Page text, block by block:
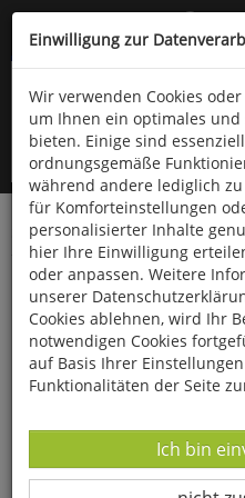
Kompletten Head der
oder
Startseite Bücher
Die
Einwilligung zur
Wir verwenden Cookies
um Ihnen ein optimales
bieten. Einige sind
ordnungsgemäße
während andere lediglich
für Komforteinstellungen
personalisierter Inhalte
hier Ihre Einwilligung
oder anpassen. Weitere
unserer
Cookies ablehnen, wird Ihr
notwendigen Cookies
auf Basis Ihrer
Funktionalitäten der Seite
Ich bin